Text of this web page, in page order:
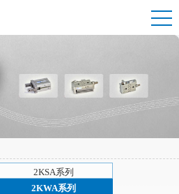
2KSA系列
2KWA系列